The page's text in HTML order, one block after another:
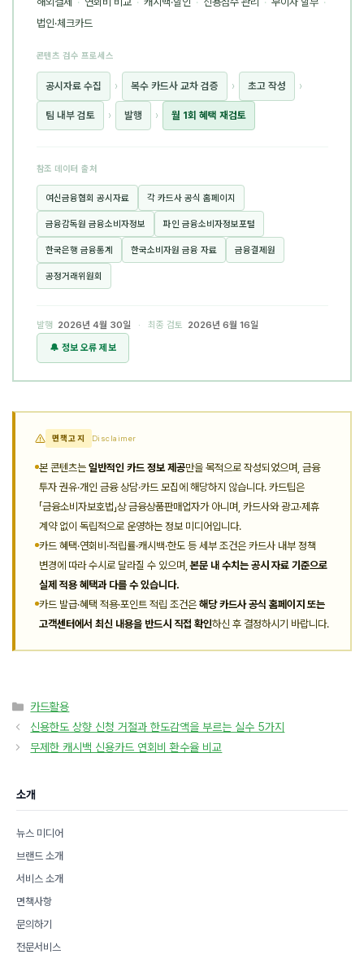
법인·체크카드
콘텐츠 검수 프로세스
공시자료 수집 › 복수 카드사 교차 검증 › 초고 작성 ›
팀 내부 검토 › 발행 › 월 1회 혜택 재검토
참조 데이터 출처
여신금융협회 공시자료 각 카드사 공식 홈페이지
금융감독원 금융소비자정보 파인 금융소비자정보포털
한국은행 금융통계 한국소비자원 금융 자료 금융결제원
공정거래위원회
발행 2026년 4월 30일 · 최종 검토
2026년 6월 16일
🔔 정보 오류 제보
면책고지 Disclaimer
본 콘텐츠는 일반적인 카드 정보 제공만을 목적으로 작성되었으며, 금융
투자 권유·개인 금융 상담·카드 모집에 해당하지 않습니다. 카드팁은
「금융소비자보호법」상 금융상품판매업자가 아니며, 카드사와 광고·제휴
계약 없이 독립적으로 운영하는 정보 미디어입니다.
카드 혜택·연회비·적립률·캐시백·한도 등 세부 조건은 카드사 내부 정책
변경에 따라 수시로 달라질 수 있으며,본문 내 수치는 공시 자료 기준으로
실제 적용 혜택과 다를 수 있습니다.
카드 발급·혜택 적용·포인트 적립 조건은 해당 카드사 공식 홈페이지 또는
고객센터에서 최신 내용을 반드시 직접 확인하신 후 결정하시기 바랍니다.
카
테
리
카드활용
신용한도 상향 신청 거절과 한도감액을 부르는 실수 5가지
무제한 캐시백 신용카드 연회비 환수율 비교
소개
뉴스 미디어
브랜드 소개
서비스 소개
면책사항
문의하기
전문서비스